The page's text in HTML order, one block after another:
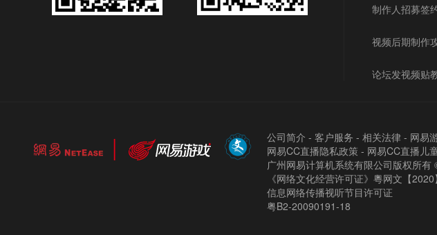
制作人招募签
视频后期制作
论坛发视频贴
公司简介 - 客户服务 - 相关法律 - 网易
网易CC直播隐私政策 - 网易CC直播儿
广州网易计算机系统有限公司版权所有
《网络文化经营许可证》粵网文【
信息网络传播视听节目许可证
粤B2-20090191-18